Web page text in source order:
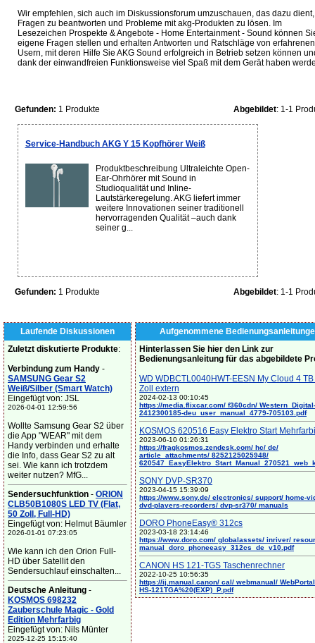
Wir empfehlen, sich auch im Diskussionsforum umzuschauen, das dazu dient,
Fragen zu beantworten und Probleme mit akg-Produkten zu lösen. Im
Lesezeichen Prospekte & Angebote - Home Entertainment - Sound können
eigene Fragen stellen und erhalten Antworten und Ratschläge von erfahrenen
Usern, mit deren Hilfe Sie AKG Sound erfolgreich in Betrieb setzen können
dank der einwandfreien Funktionsweise viel Spaß mit dem Gerät haben
Gefunden: 1 Produkte Abgebildet: 1-1
Service-Handbuch AKG Y 15 Kopfhörer Weiß
Produktbeschreibung Ultraleichte Open-
Ear-Ohrhörer mit Sound in
Studioqualität und Inline-
Lautstärkeregelung. AKG liefert immer
weitere Innovationen seiner traditionell
hervorragenden Qualität –auch dank
seiner g...
Gefunden: 1 Produkte Abgebildet: 1-1
Laufende Diskussionen
Zuletzt diskutierte Produkte:
Verbindung zum Handy -
SAMSUNG Gear S2
Weiß/Silber (Smart Watch)
Eingefügt von: JSL
2026-04-01 12:59:56
Wollte Samsung Gear S2 über
die App "WEAR" mit dem
Handy verbinden und erhalte
die Info, dass Gear S2 zu alt
sei. Wie kann ich trotzdem
weiter nutzen? MfG...
Sendersuchfunktion - ORION
CLB50B1080S LED TV (Flat,
50 Zoll, Full-HD)
Eingefügt von: Helmut Bäumler
2026-01-01 07:23:05
Wie kann ich den Orion Full-
HD über Satellit den
Sendersuchlauf einschalten...
Deutsche Anleitung -
KOSMOS 698232
Zauberschule Magic - Gold
Edition Mehrfarbig
Eingefügt von: Nils Münter
2025-12-25 15:15:40
Aufgenommene
Hinterlassen Sie hier den Link zur
Bedienungsanleitung für das abgebildete
WD WDBCTL0040HWT-EESN My Cloud 4
Zoll extern
2024-02-13 00:10:45
https://media.flixcar.com/ f360cdn/ Western_Digital-
2412300185-deu_user_manual_4779-705103.pdf
KOSMOS 620516 Easy Elektro Start
2023-06-10 01:26:31
https://fragkosmos.zendesk.com/ hc/ de/
article_attachments/ 8252125025948/
SONY DVP-SR370
2023-04-15 15:39:09
https://www.sony.de/ electronics/ support/ home-
dvd-players-recorders/ dvp-sr370/ manuals
DORO PhoneEasy® 312cs
2023-03-18 23:14:46
https://www.doro.com/ globalassets/ inriver/
manual_doro_phoneeasy_312cs_de_v10.pdf
CANON HS 121-TGS Taschenrechner
2022-10-25 10:56:35
https://ij.manual.canon/ cal/ webmanual/
HS-121TGA%20(EXP)_P.pdf